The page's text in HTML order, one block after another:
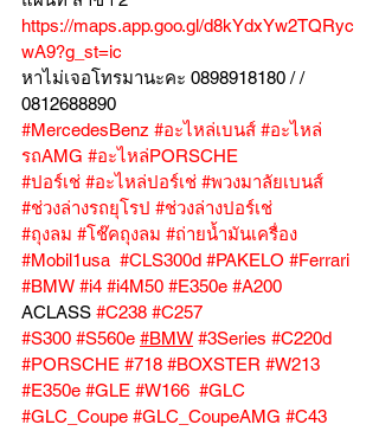
https://maps.app.goo.gl/d8kYdxYw2TQRyc
wA9?g_st=ic
หาไม่เจอโทรมานะคะ 0898918180 / /
0812688890
#MercedesBenz #อะไหล่เบนส์ #อะไหล่
รถAMG #อะไหล่PORSCHE
#ปอร์เช่ #อะไหล่ปอร์เช่ #พวงมาลัยเบนส์
#ช่วงล่างรถยุโรป #ช่วงล่างปอร์เช่
#ถุงลม #โช๊คถุงลม #ถ่ายน้ำมันเครื่อง
#Mobil1usa #CLS300d #PAKELO #Ferrari
#BMW #i4 #i4M50 #E350e #A200
ACLASS #C238 #C257
#S300 #S560e #BMW #3Series #C220d
#PORSCHE #718 #BOXSTER #W213
#E350e #GLE #W166 #GLC
#GLC_Coupe #GLC_CoupeAMG #C43